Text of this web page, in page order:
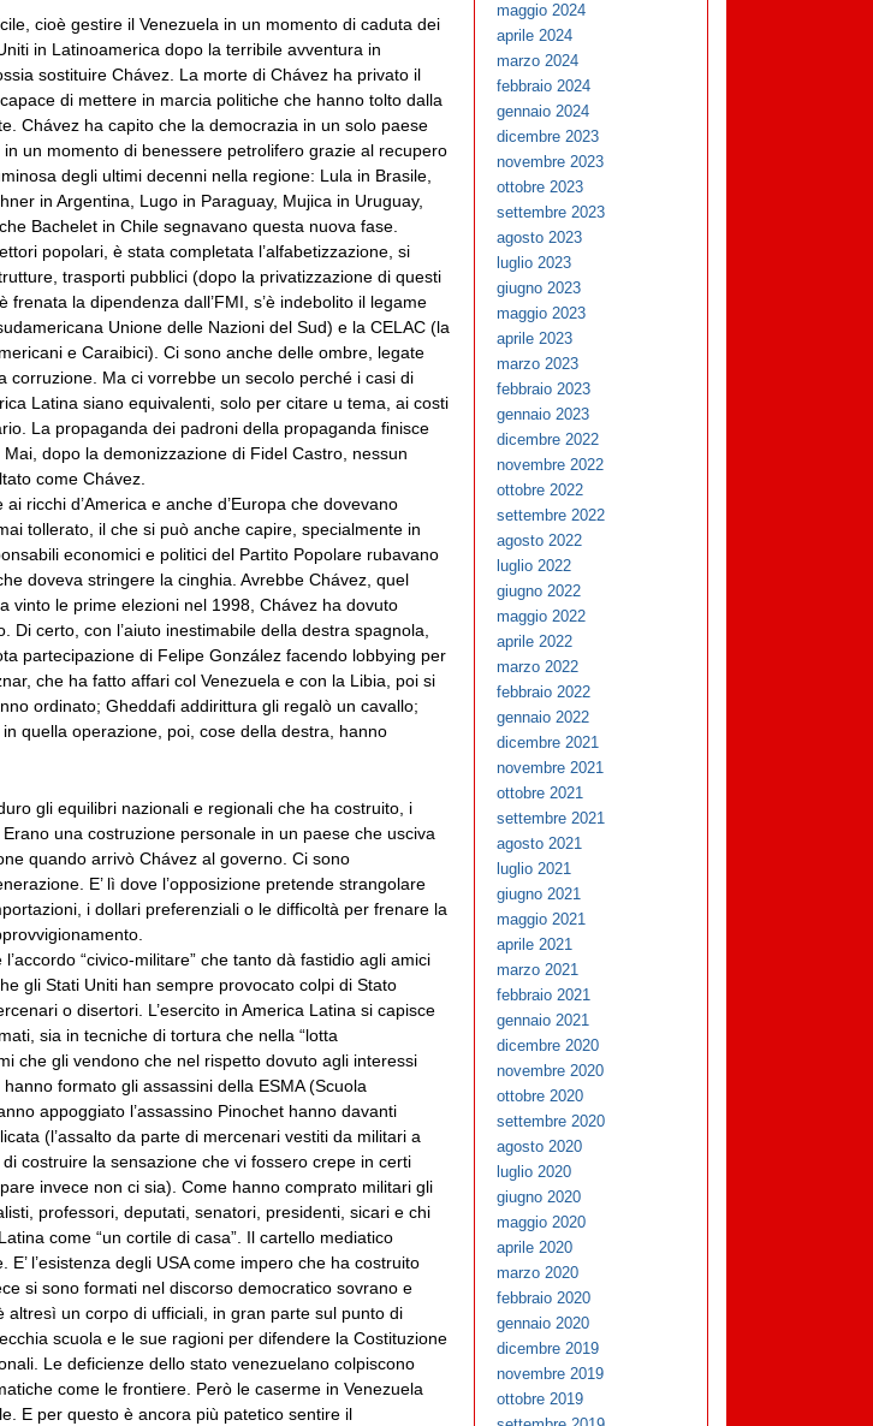
cioè gestire il Venezuela in un momento di caduta dei
in Latinoamerica dopo la terribile avventura in
sostituire Chávez. La morte di Chávez ha privato il
di mettere in marcia politiche che hanno tolto dalla
Chávez ha capito che la democrazia in un solo paese
un momento di benessere petrolifero grazie al recupero
degli ultimi decenni nella regione: Lula in Brasile,
in Argentina, Lugo in Paraguay, Mujica in Uruguay,
Bachelet in Chile segnavano questa nuova fase.
popolari, è stata completata l’alfabetizzazione, si
trasporti pubblici (dopo la privatizzazione di questi
frenata la dipendenza dall’FMI, s’è indebolito il legame
Unione delle Nazioni del Sud) e la CELAC (la
e Caraibici). Ci sono anche delle ombre, legate
corruzione. Ma ci vorrebbe un secolo perché i casi di
Latina siano equivalenti, solo per citare u tema, ai costi
La propaganda dei padroni della propaganda finisce
dopo la demonizzazione di Fidel Castro, nessun
come Chávez.
ricchi d’America e anche d’Europa che dovevano
tollerato, il che si può anche capire, specialmente in
economici e politici del Partito Popolare rubavano
doveva stringere la cinghia. Avrebbe Chávez, quel
vinto le prime elezioni nel 1998, Chávez ha dovuto
certo, con l’aiuto inestimabile della destra spagnola,
partecipazione di Felipe González facendo lobbying per
che ha fatto affari col Venezuela e con la Libia, poi si
ordinato; Gheddafi addirittura gli regalò un cavallo;
quella operazione, poi, cose della destra, hanno
gli equilibri nazionali e regionali che ha costruito, i
una costruzione personale in un paese che usciva
quando arrivò Chávez al governo. Ci sono
E’ lì dove l’opposizione pretende strangolare
i dollari preferenziali o le difficoltà per frenare la
“civico-militare” che tanto dà fastidio agli amici
gli Stati Uniti han sempre provocato colpi di Stato
o disertori. L’esercito in America Latina si capisce
sia in tecniche di tortura che nella “lotta
che gli vendono che nel rispetto dovuto agli interessi
formato gli assassini della ESMA (Scuola
appoggiato l’assassino Pinochet hanno davanti
(l’assalto da parte di mercenari vestiti da militari a
costruire la sensazione che vi fossero crepe in certi
invece non ci sia). Come hanno comprato militari gli
professori, deputati, senatori, presidenti, sicari e chi
come “un cortile di casa”. Il cartello mediatico
l’esistenza degli USA come impero che ha costruito
si sono formati nel discorso democratico sovrano e
altresì un corpo di ufficiali, in gran parte sul punto di
scuola e le sue ragioni per difendere la Costituzione
Le deficienze dello stato venezuelano colpiscono
come le frontiere. Però le caserme in Venezuela
E per questo è ancora più patetico sentire il
maggio 2024
aprile 2024
marzo 2024
febbraio 2024
gennaio 2024
dicembre 2023
novembre 2023
ottobre 2023
settembre 2023
agosto 2023
luglio 2023
giugno 2023
maggio 2023
aprile 2023
marzo 2023
febbraio 2023
gennaio 2023
dicembre 2022
novembre 2022
ottobre 2022
settembre 2022
agosto 2022
luglio 2022
giugno 2022
maggio 2022
aprile 2022
marzo 2022
febbraio 2022
gennaio 2022
dicembre 2021
novembre 2021
ottobre 2021
settembre 2021
agosto 2021
luglio 2021
giugno 2021
maggio 2021
aprile 2021
marzo 2021
febbraio 2021
gennaio 2021
dicembre 2020
novembre 2020
ottobre 2020
settembre 2020
agosto 2020
luglio 2020
giugno 2020
maggio 2020
aprile 2020
marzo 2020
febbraio 2020
gennaio 2020
dicembre 2019
novembre 2019
ottobre 2019